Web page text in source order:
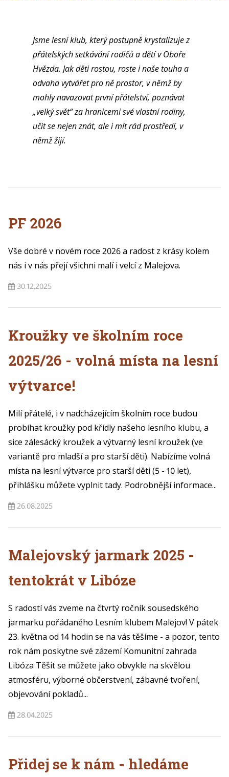
Jsme lesní klub, který postupně krystalizuje z
přátelských setkávání rodičů a dětí v Oboře
Hvězda. Jak děti rostou, roste i naše touha a
odvaha vytvářet pro ně prostor, v němž by
mohly navazovat první přátelství, poznávat
„velký svět“ za hranicemi své vlastní rodiny,
učit se nejen znát, ale i mít rád prostředí, v
němž žijí.
PF 2026
Vše dobré v novém roce 2026 a radost z krásy kolem
nás i v nás přejí všichni malí i velcí z Malejova.
30.12.2025
Kroužky ve školním roce
2025/26 - volná místa na lesní
výtvarce!
Milí přátelé, i v nadcházejícím školním roce budou
probíhat kroužky pod křídly našeho lesního klubu, a
sice zálesácký kroužek a výtvarný lesní kroužek (ve
variantě pro mladší a pro starší děti). Nabízíme volná
místa na lesní výtvarce pro starší děti (5 - 10 let),
přihlášku můžete vyplnit tady. Podrobnější informace...
26.08.2025
Malejovský jarmark 2025 -
tentokrát v Libóze
S radostí vás zveme na čtvrtý ročník sousedského
jarmarku pořádaného Lesním klubem Malejov! V pátek
23. května od 14 hodin se na vás těšíme - a pozor, tento
rok nám poskytne své zázemí Komunitní zahrada
Libóza Těšit se můžete jako obvykle na skvělou
atmosféru, výborné občerstvení, zábavné tvoření,
objevování pokladů...
28.04.2025
Přidej se k nám - hledáme